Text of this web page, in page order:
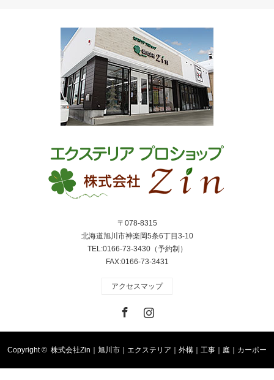
〒078-8315
北海道旭川市神楽岡5条6丁目3-10
TEL:0166-73-3430（予約制）
FAX:0166-73-3431
アクセスマップ
Copyright © 株式会社Zin｜旭川市｜エクステリア｜外構｜工事｜庭｜カーポー